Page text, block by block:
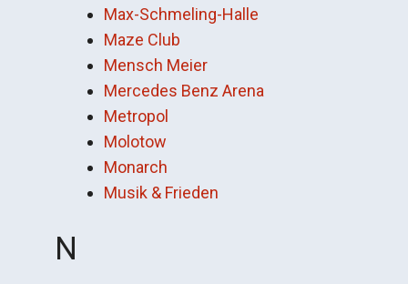
Max-Schmeling-Halle
Maze Club
Mensch Meier
Mercedes Benz Arena
Metropol
Molotow
Monarch
Musik & Frieden
N